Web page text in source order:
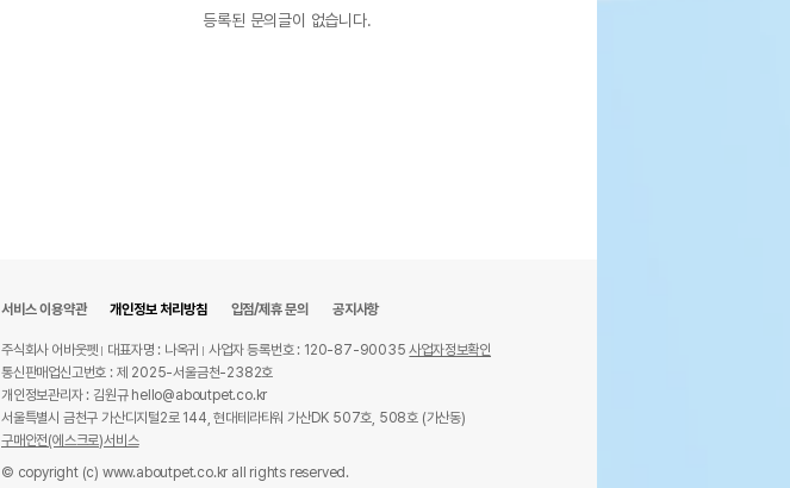
등록된 문의글이 없습니다.
서비스 이용약관 개인정보 처리방침 입점/제휴 문의 공지사항
주식회사 어바웃펫 대표자명 : 나옥귀 사업자 등록번호 : 120-87-90035사업자정보확인
통신판매업신고번호 : 제 2025-서울금천-2382호
개인정보관리자 : 김원규 hello@aboutpet.co.kr
서울특별시 금천구 가산디지털2로 144, 현대테라타워 가산DK 507호, 508호 (가산동)
구매안전(에스크로)서비스
© copyright (c) www.aboutpet.co.kr all rights reserved.